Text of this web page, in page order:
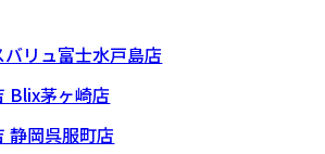
バリュ富士水戸島店
Blix茅ヶ崎店
静岡呉服町店